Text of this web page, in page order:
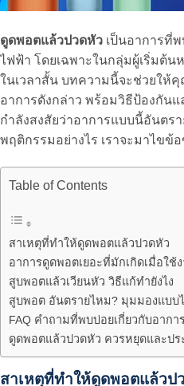
ดูดพอตแล้วปวดหัว เป็นอาการที่
ไฟฟ้า โดยเฉพาะในกลุ่มผู้เริ่มต้
ในเวลาสั้น บทความนี้จะช่วยให้คุ
อาการดังกล่าว พร้อมวิธีป้องกัน
กำลังสงสัยว่าอาการแบบนี้อันตร
พฤติกรรมอย่างไร เราจะมาไขข้
Table of Contents
สาเหตุที่ทำให้ดูดพอตแล้วปวดหัว
อาการดูดพอตเยอะที่มักเกิดเมื่อใช้
สูบพอตแล้วเวียนหัว วิธีแก้ทำยังไง
สูบพอต อันตรายไหม? มุมมองแบบ
FAQ คำถามที่พบบ่อยเกี่ยวกับอาก
ดูดพอตแล้วปวดหัว ควรหยุดและป
สาเหตุที่ทำให้ดูดพอตแล้วป